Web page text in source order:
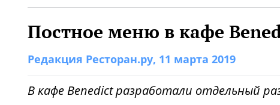
Постное меню в кафе
Редакция Ресторан.ру, 11 марта 2019
В кафе Benedict разработали отдельный